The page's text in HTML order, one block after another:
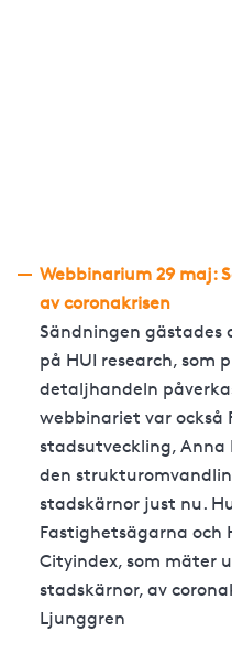
Webbinarium 29 maj:
av coronakrisen
Sändningen gästades
på HUI research, som
detaljhandeln
webbinariet var också
stadsutveckling, Anna
den
stadskärnor just nu.
Fastighetsägarna och
Cityindex, som mäter
stadskärnor, av
Ljunggren